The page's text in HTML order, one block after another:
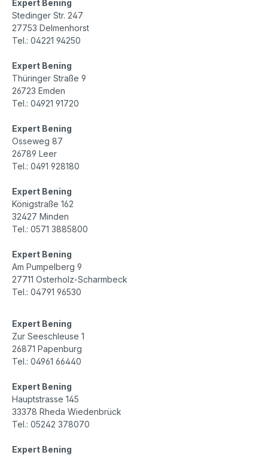
Expert Bening
Stedinger Str. 247
27753 Delmenhorst
Tel.: 04221 94250
Expert Bening
Thüringer Straße 9
26723 Emden
Tel.: 04921 91720
Expert Bening
Osseweg 87
26789 Leer
Tel.: 0491 928180
Expert Bening
Königstraße 162
32427 Minden
Tel.: 0571 3885800
Expert Bening
Am Pumpelberg 9
27711 Osterholz-Scharmbeck
Tel.: 04791 96530
Expert Bening
Zur Seeschleuse 1
26871 Papenburg
Tel.: 04961 66440
Expert Bening
Hauptstrasse 145
33378 Rheda Wiedenbrück
Tel.: 05242 378070
Expert Bening